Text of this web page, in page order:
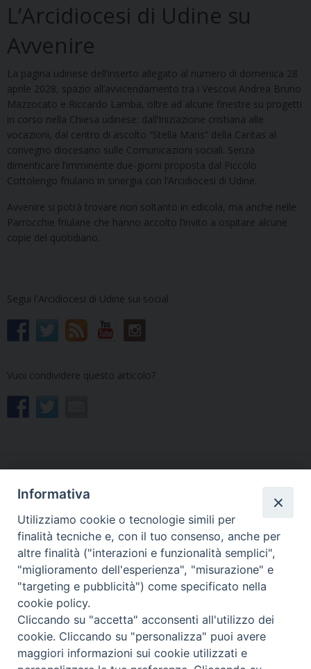
L’Arcidiocesi di Udine su
Avvenire
La pagina udinese dell’inserto allegato al numero di domenica 28
aprile 2028, spazio all’avvicendamento tra i Vescovi Andrea Bruno
Mazzocato e Riccardo Lamba, oltre ad alcune finestre su progetti
in corso nella Chiesa udinese: dall’Iniziazione cristiana alle
vocazioni, dal centro di ascolto “Stella Maris” della Caritas al
convegno diocesano sulle Comunicazioni sociali. Senza
dimenticare l’imminente due-giorni proposta dal Piccolo
Cottolengo friulano in sinergia con l’Arcidiocesi di Udine.
Avvenire si potrà trovare non soltanto in edicola, ma anche nelle
Parrocchie friulane che hanno accolto l’invito a ospitare alcune
copie del quotidiano.
Segui l'Arcidiocesi di Udine sui social
Vuoi condividere questo articolo?
La Visita pastorale di
mons. Mazzocato si
conclude a Gonars
L’amministratore apostolico
nomina nuovi Canonici
nell’Insigne Collegiata di
Cividale
Copyright © Arcidiocesi di Udine 2018
Informativa
Utilizziamo cookie o tecnologie simili per
finalità tecniche e, con il tuo consenso, anche per
altre finalità ("interazioni e funzionalità semplici",
"miglioramento dell'esperienza", "misurazione" e
"targeting e pubblicità") come specificato nella
cookie policy.
Cliccando su "accetta" acconsenti all'utilizzo dei
cookie. Cliccando su "personalizza" puoi avere
maggiori informazioni sui cookie utilizzati e